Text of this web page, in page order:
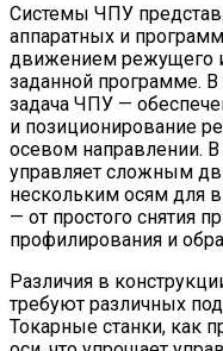
Системы ЧПУ
аппаратных и
движением режущего
заданной программе. В
задача ЧПУ —
и позиционирование
осевом направлении.
управляет сложным
нескольким осям для
— от простого снятия
профилирования и
Различия в
требуют различных
Токарные станки, как